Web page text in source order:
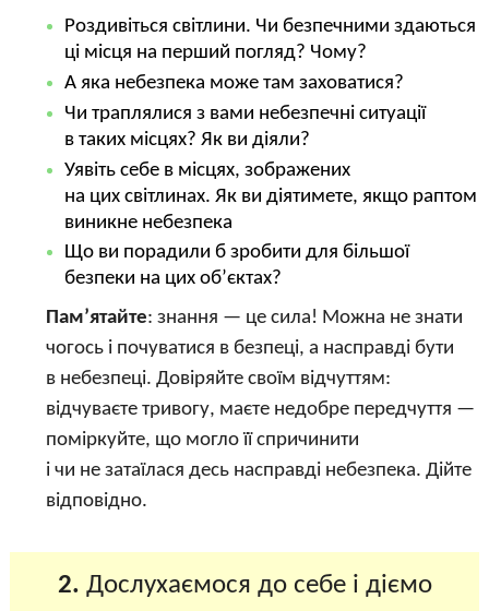
Роздивіться світлини. Чи безпечними здаються
ці місця на перший погляд? Чому?
А яка небезпека може там заховатися?
Чи траплялися з вами небезпечні ситуації
в таких місцях? Як ви діяли?
Уявіть себе в місцях, зображених
на цих світлинах. Як ви діятимете, якщо раптом
виникне небезпека
Що ви порадили б зробити для більшої
безпеки на цих об’єктах?
Пам’ятайте: знання — це сила! Можна не знати
чогось і почуватися в безпеці, а насправді бути
в небезпеці. Довіряйте своїм відчуттям:
відчуваєте тривогу, маєте недобре передчуття —
поміркуйте, що могло її спричинити
і чи не затаїлася десь насправді небезпека. Дійте
відповідно.
2. Дослухаємося до себе і діємо